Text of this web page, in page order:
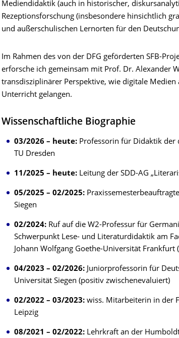
Mediendidaktik (auch in historischer,
Rezeptionsforschung (insbesondere hinsichtlich
und außerschulischen Lernorten für den
Im Rahmen des von der DFG geförderten SFB-
erforsche ich gemeinsam mit Prof. Dr. Alexander
transdisziplinärer Perspektive, wie digitale Medien
Unterricht gelangen.
Wissenschaftliche Biographie
03/2026 – heute: Professorin für Didaktik der
TU Dresden
11/2025 – heute: Leitung der SDD-AG
05/2025 – 02/2025:
Siegen
02/2024: Ruf auf die W2-Professur für
Schwerpunkt Lese- und Literaturdidaktik am
Johann Wolfgang Goethe-Universität Frankfurt
04/2023 – 02/2026: Juniorprofessorin für
Universität Siegen (positiv zwischenevaluiert)
02/2022 – 03/2023: wiss. Mitarbeiterin in der
Leipzig
08/2021 – 02/2022: Lehrkraft an der